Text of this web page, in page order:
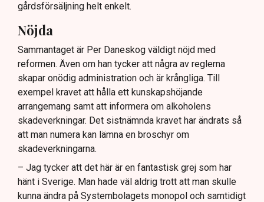
gårdsförsäljning helt enkelt.
Nöjda
Sammantaget är Per Daneskog väldigt nöjd med
reformen. Även om han tycker att några av reglerna
skapar onödig administration och är krångliga. Till
exempel kravet att hålla ett kunskapshöjande
arrangemang samt att informera om alkoholens
skadeverkningar. Det sistnämnda kravet har ändrats så
att man numera kan lämna en broschyr om
skadeverkningarna.
– Jag tycker att det här är en fantastisk grej som har
hänt i Sverige. Man hade väl aldrig trott att man skulle
kunna ändra på Systembolagets monopol och samtidigt